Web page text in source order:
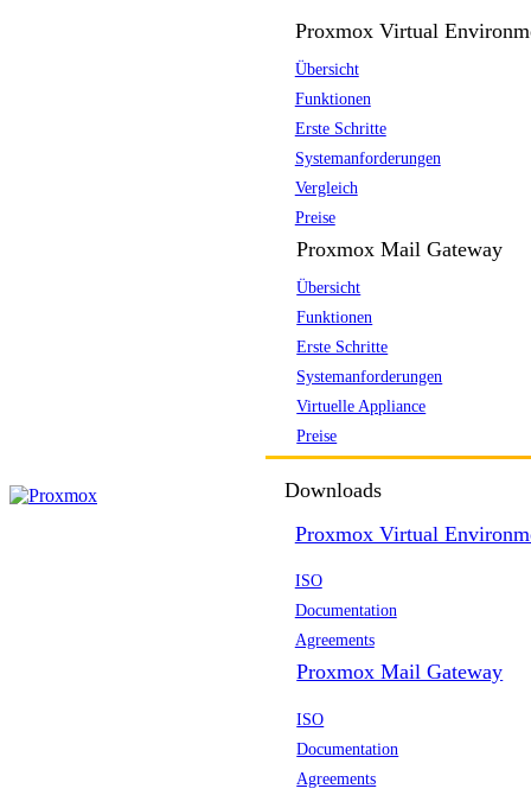
Proxmox Virtual
Übersicht
Funktionen
Erste Schritte
Systemanforderungen
Vergleich
Preise
Proxmox Mail Gateway
Übersicht
Funktionen
Erste Schritte
Systemanforderungen
Virtuelle Appliance
Preise
Downloads
Proxmox Virtual
ISO
Documentation
Agreements
Proxmox Mail Gateway
ISO
Documentation
Agreements